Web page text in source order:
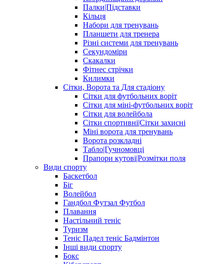
Палки|Підставки
Кільця
Набори для тренувань
Планшети для тренера
Різні системи для тренувань
Секундоміри
Скакалки
Фітнес стрічки
Килимки
Сітки, Ворота та Для стадіону
Сітки для футбольних воріт
Сітки для міні-футбольних воріт
Сітки для волейбола
Сітки спортивні|Cітки захисні
Міні ворота для тренувань
Ворота розкладні
Табло|Гучномовці
Прапори кутові|Розмітки поля
Види спорту
Баскетбол
Біг
Волейбол
Гандбол Футзал Футбол
Плавання
Настільний теніс
Туризм
Теніс Падел теніс Бадмінтон
Інші види спорту
Бокс